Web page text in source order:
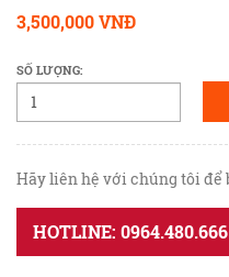
3,500,000 VNĐ
SỐ LƯỢNG:
Hãy liên hệ với chúng tôi để
HOTLINE: